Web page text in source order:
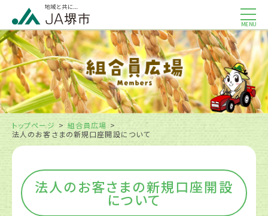
MENU
トップページ
組合員広場
法人のお客さまの新規口座開設について
法人のお客さまの新規口座開設
について